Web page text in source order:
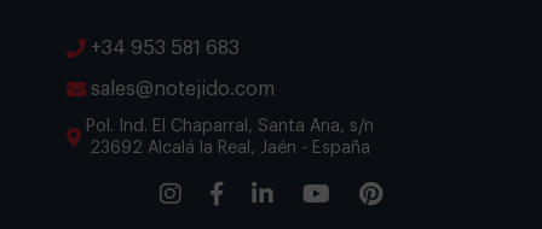
+34 953 581 683
sales@notejido.com
Pol. Ind. El Chaparral, Santa Ana, s/n
23692 Alcalá la Real, Jaén - España